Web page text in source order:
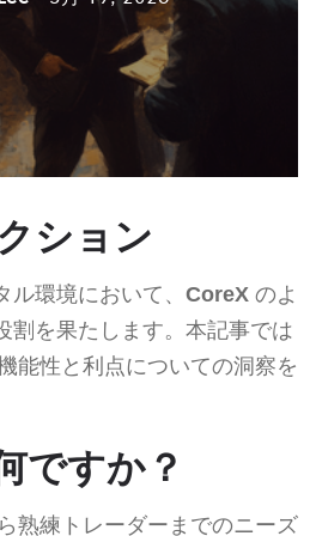
ション
環境において、 CoreX のよ
割を果たします。本記事では
能性と利点についての洞察を
ですか？
熟練トレーダーまでのニーズ